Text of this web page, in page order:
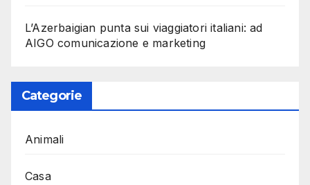
L’Azerbaigian punta sui viaggiatori italiani: ad
AIGO comunicazione e marketing
Categorie
Animali
Casa